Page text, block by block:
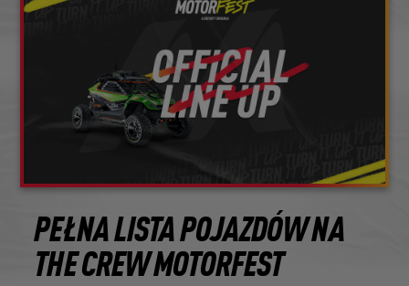
PEŁNA LISTA POJAZDÓW NA
THE CREW MOTORFEST